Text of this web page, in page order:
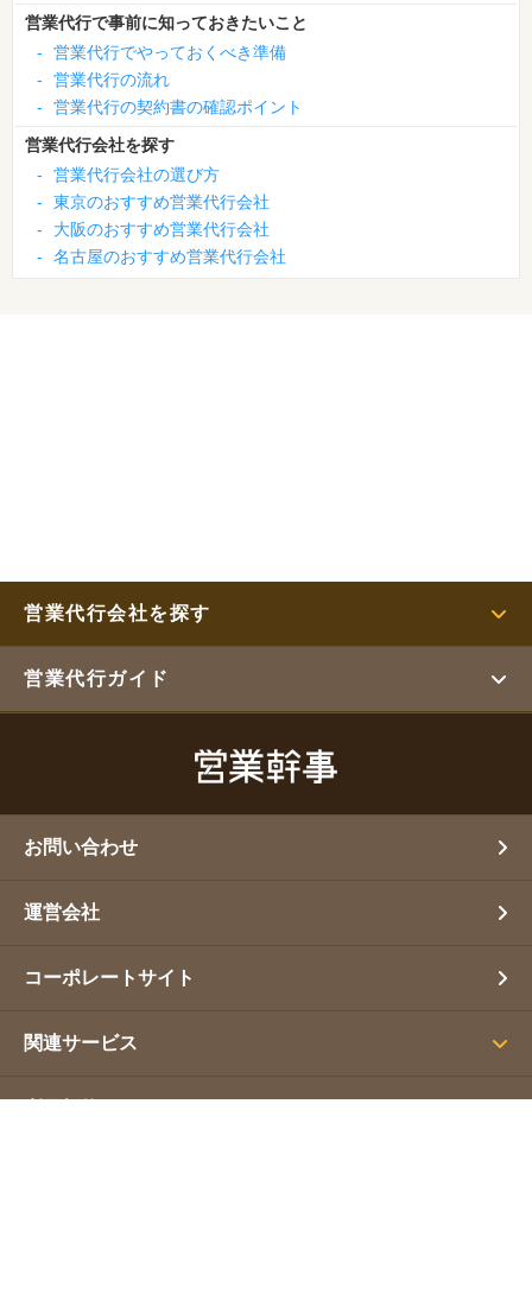
営業代行で事前に知っておきたいこと
-
営業代行でやっておくべき準備
-
営業代行の流れ
-
営業代行の契約書の確認ポイント
営業代行会社を探す
-
営業代行会社の選び方
-
東京のおすすめ営業代行会社
-
大阪のおすすめ営業代行会社
-
名古屋のおすすめ営業代行会社
営業代行会社を探す
営業代行ガイド
お問い合わせ
運営会社
コーポレートサイト
関連サービス